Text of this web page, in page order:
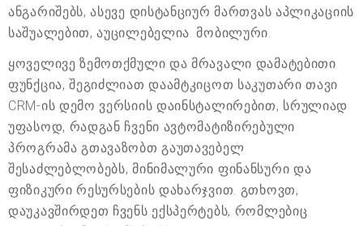
ანგარიშებს, ასევე დისტანციურ მართვას აპლიკაციის
საშუალებით, აუცილებელია. მობილური.
ყოველივე ზემოთქმული და მრავალი დამატებითი
ფუნქცია, შეგიძლიათ დაამტკიცოთ საკუთარი თავი
CRM-ის დემო ვერსიის დაინსტალირებით, სრულიად
უფასოდ, რადგან ჩვენი ავტომატიზირებული
პროგრამა გთავაზობთ გაუთავებელ
შესაძლებლობებს, მინიმალური ფინანსური და
ფიზიკური რესურსების დახარჯვით. გთხოვთ,
დაუკავშირდეთ ჩვენს ექსპერტებს, რომლებიც